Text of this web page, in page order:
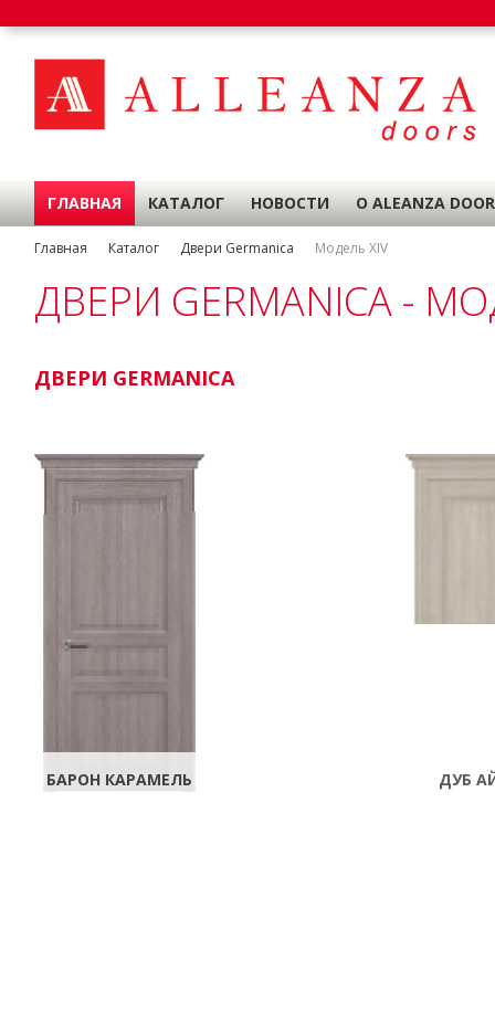
ГЛАВНАЯ КАТАЛОГ НОВОСТИ О ALEANZA
Главная Каталог Двери Germanica Модель XIV
ДВЕРИ GERMANICA -
ДВЕРИ GERMANICA
БАРОН КАРАМЕЛЬ ДУБ